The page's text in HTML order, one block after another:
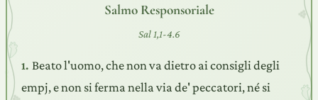
Salmo Responsoriale
Sal 1,1-4.6
1. Beato l'uomo, che non va dietro ai consigli degli
empj, e non si ferma nella via de' peccatori, né si